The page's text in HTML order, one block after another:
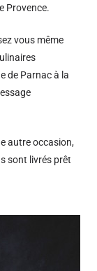
Provence.
vous même
de Parnac à la
autre occasion,
sont livrés prêt